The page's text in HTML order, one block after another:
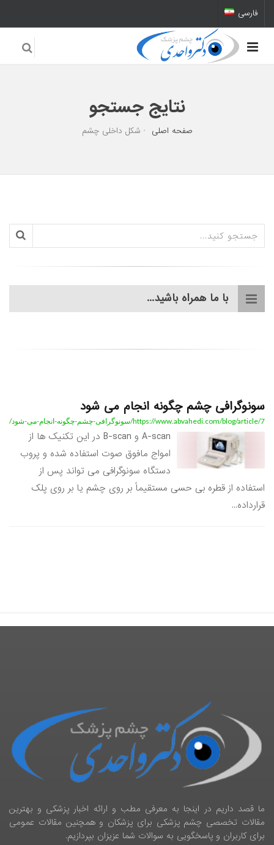
فارسی
نتایج جستجو
صفحه اصلی شکل داخلی چشم
با ما همراه باشید...
سونوگرافی چشم چگونه انجام می شود
https://www.abvahedi.com/blog/article/7/سونوگرافی-چشم-چگونه-انجام-می-شود/
A-scan و B-scan در این تکنیک ها از
امواج مافوق صوت استفاده شده و پروب
دستگاه سونوگرافی می تواند پس از
استفاده از قطره بی حسی مستقیماً بر روی چشم یا بر روی پلک
قرارداده...
ما قصد داریم در اینجا به معرفی مطب و ارائه اخبار پزشکی و بهترین
مقالات تخصصی چشم پزشکی برای پزشکان و همچنین مقالات عمومی
برای کاربران و پاسخگویی به سوالات شما عزیزان بپردازیم.